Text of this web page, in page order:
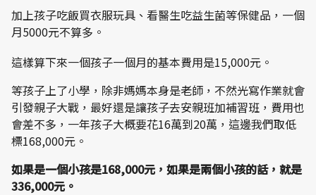
加上孩子吃飯買衣服玩具、看醫生吃益生菌等保健品，一個
月5000元不算多。
這樣算下來一個孩子一個月的基本費用是15,000元。
等孩子上了小學，除非媽媽本身是老師，不然光寫作業就會
引發親子大戰，最好還是讓孩子去安親班加補習班，費用也
會差不多，一年孩子大概要花16萬到20萬，這邊我們取低
標168,000元。
如果是一個小孩是168,000元，如果是兩個小孩的話，就是
336,000元。